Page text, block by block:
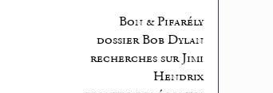
Bon & Pifarély
dossier Bob Dylan
recherches sur Jimi
Hendrix